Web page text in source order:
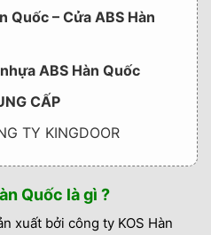
Quốc – Cửa ABS Hàn
ABS Hàn Quốc
CẤP
TY KINGDOOR
Quốc là gì ?
xuất bởi công ty KOS Hàn